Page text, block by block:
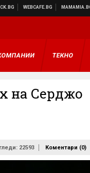
ТЕКНО
на Серджо
22593 Коментари (0)